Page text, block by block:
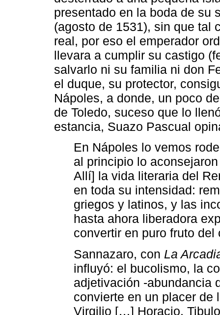
presentado en la boda de su
(agosto de 1531), sin que tal
real, por eso el emperador
llevara a cumplir su castigo
salvarlo ni su familia ni don
el duque, su protector,
Nápoles, a donde, un poco
de Toledo, suceso que lo
estancia, Suazo Pascual
En Nápoles lo vemos
al principio lo
Allí] la vida literaria del
en toda su intensidad:
griegos y latinos, y las
hasta ahora liberadora
convertir en puro fruto
Sannazaro, con La
influyó: el bucolismo, la
adjetivación -abundancia
convierte en un placer de
Virgilio […] Horacio,